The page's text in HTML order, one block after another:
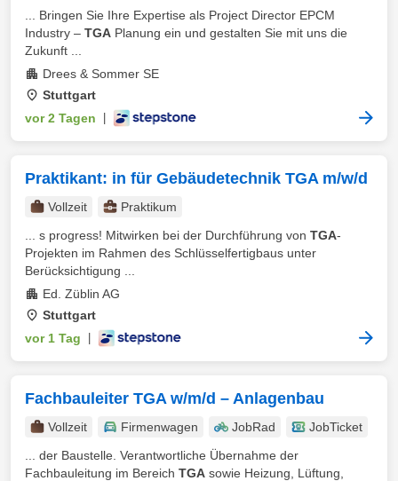
... Bringen Sie Ihre Expertise als Project Director EPCM
Industry ‒ TGA Planung ein und gestalten Sie mit uns die
Zukunft ...
Drees & Sommer SE
Stuttgart
vor 2 Tagen
Praktikant: in für Gebäudetechnik TGA m/w/d
Vollzeit
Praktikum
... s progress! Mitwirken bei der Durchführung von TGA-
Projekten im Rahmen des Schlüsselfertigbaus unter
Berücksichtigung ...
Ed. Züblin AG
Stuttgart
vor 1 Tag
Fachbauleiter TGA w/m/d – Anlagenbau
Vollzeit Firmenwagen JobRad
JobTicket
... der Baustelle. Verantwortliche Übernahme der
Fachbauleitung im Bereich TGA sowie Heizung, Lüftung,